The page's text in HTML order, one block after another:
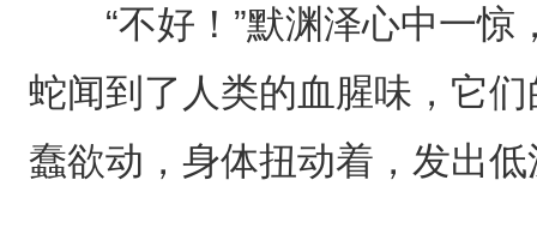
“不好！”默渊泽心中一惊
蛇闻到了人类的血腥味，它
蠢欲动，身体扭动着，发出